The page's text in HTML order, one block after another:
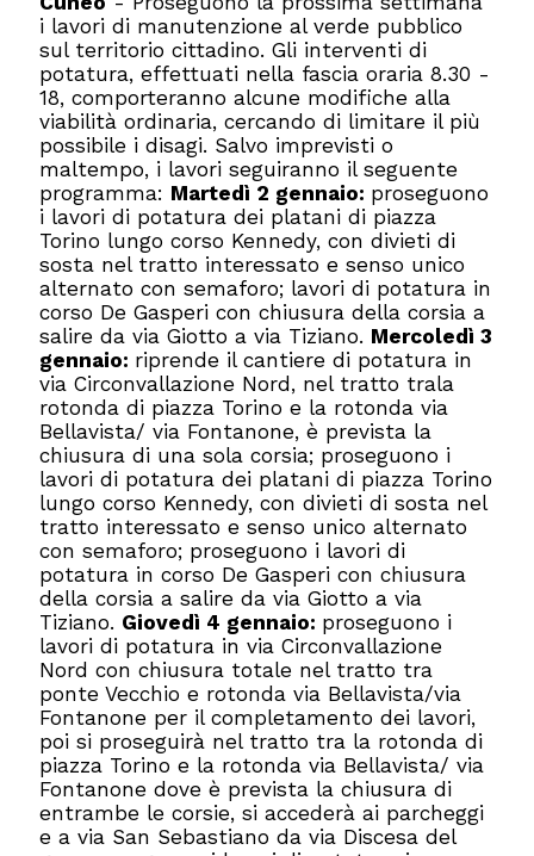
i lavori di manutenzione al verde pubblico
sul territorio cittadino. Gli interventi di
potatura, effettuati nella fascia oraria 8.30 -
18, comporteranno alcune modifiche alla
viabilità ordinaria, cercando di limitare il più
possibile i disagi. Salvo imprevisti o
maltempo, i lavori seguiranno il seguente
programma: Martedì 2 gennaio: proseguono
i lavori di potatura dei platani di piazza
Torino lungo corso Kennedy, con divieti di
sosta nel tratto interessato e senso unico
alternato con semaforo; lavori di potatura in
corso De Gasperi con chiusura della corsia a
salire da via Giotto a via Tiziano. Mercoledì 3
gennaio: riprende il cantiere di potatura in
via Circonvallazione Nord, nel tratto trala
rotonda di piazza Torino e la rotonda via
Bellavista/ via Fontanone, è prevista la
chiusura di una sola corsia; proseguono i
lavori di potatura dei platani di piazza Torino
lungo corso Kennedy, con divieti di sosta nel
tratto interessato e senso unico alternato
con semaforo; proseguono i lavori di
potatura in corso De Gasperi con chiusura
della corsia a salire da via Giotto a via
Tiziano. Giovedì 4 gennaio: proseguono i
lavori di potatura in via Circonvallazione
Nord con chiusura totale nel tratto tra
ponte Vecchio e rotonda via Bellavista/via
Fontanone per il completamento dei lavori,
poi si proseguirà nel tratto tra la rotonda di
piazza Torino e la rotonda via Bellavista/ via
Fontanone dove è prevista la chiusura di
entrambe le corsie, si accederà ai parcheggi
e a via San Sebastiano da via Discesa del